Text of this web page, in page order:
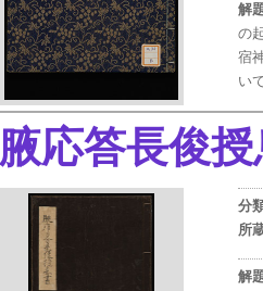
解
の
宿
い
腋応答長俊
分
所
解